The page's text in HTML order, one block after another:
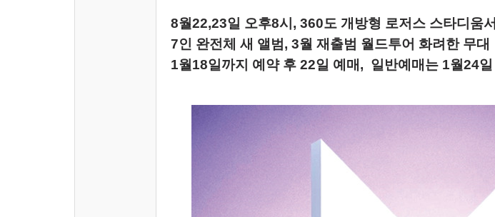
8월22,23일 오후8시, 360도 개방형 로저스 스타디움서
7인 완전체 새 앨범, 3월 재출범 월드투어 화려한 무대
1월18일까지 예약 후 22일 예매, 일반예매는 1월24일